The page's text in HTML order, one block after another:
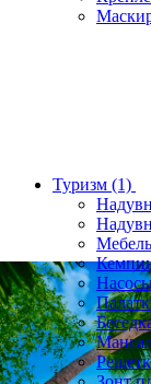
Туризм (1)